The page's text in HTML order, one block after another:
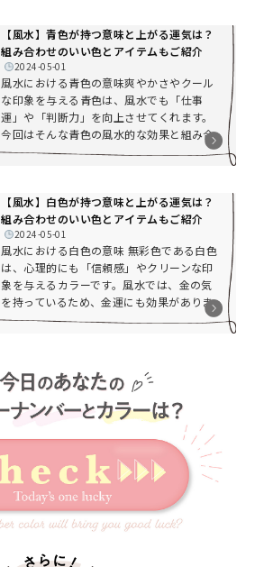
運アップに効果的な色風水的には、黄色は
土の気を持っています。「安定」や「健
康」などの意味があるため、家庭運や健康
運アップが期待できます。また、土の気は
金を生み出す力があるため、金運アップに
効果的な色ともされています。また、西の
方角と...
【風水】青色が持つ意味と上がる運気は？
組み合わせのいい色とアイテムもご紹介
2024-05-01
風水における青色の意味爽やかさやクール
な印象を与える青色は、風水でも「仕事
運」や「判断力」を向上させてくれます。
今回はそんな青色の風水的な効果と組み合
わせのいい色、そして青色を取り入れる際
効果として「落ち着き」や「誠実さ」を表
すカラーです。また、空や海などの色か
ら、爽快感や冷たいといったイメージも持
っています。風水では、「仕事運」や「判
断力」に関わる重要なカラーですが、青色
の濃さによって持つ気が変わるため、少し
効果も...
【風水】白色が持つ意味と上がる運気は？
組み合わせのいい色とアイテムもご紹介
2024-05-01
風水における白色の意味 無彩色である白色
は、心理的にも「信頼感」やクリーンな印
象を与えるカラーです。風水では、金の気
を持っているため、金運にも効果がありま
す。今回はそんな白色の風水的な効果と組
には浄化や金運アップに効果的な色風水で
は、白が持つ意味として「浄化」が挙げら
れます。入ってきた気や、溜まっている気
を浄化し、気の流れをよくしてくれます。
また、物事をリセットするという意味も持
つため、人間関係で悩んでいる時や、...